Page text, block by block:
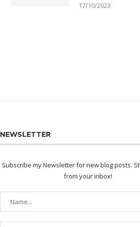
17/10/2023
NEWSLETTER
Subscribe my Newsletter for new blog posts.
from your inbox!